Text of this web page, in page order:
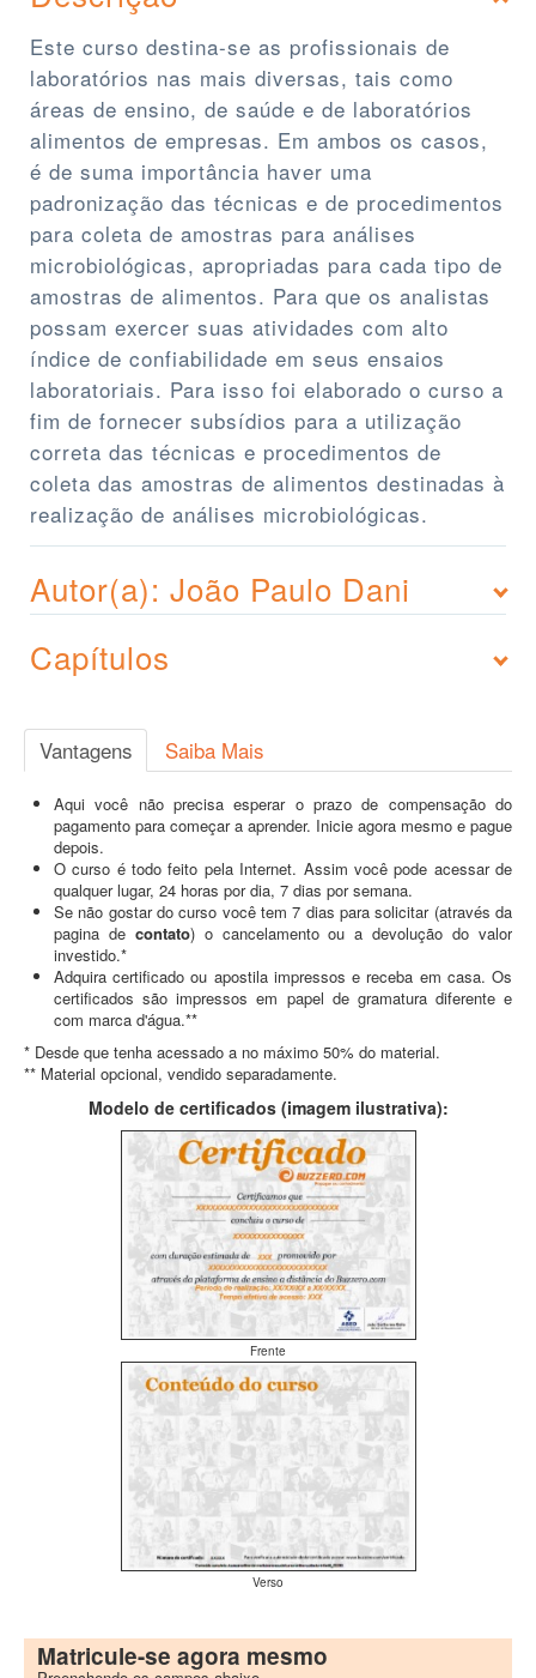
Este curso destina-se as profissionais de
laboratórios nas mais diversas, tais como
áreas de ensino, de saúde e de laboratórios
alimentos de empresas. Em ambos os casos,
é de suma importância haver uma
padronização das técnicas e de procedimentos
para coleta de amostras para análises
microbiológicas, apropriadas para cada tipo de
amostras de alimentos. Para que os analistas
possam exercer suas atividades com alto
índice de confiabilidade em seus ensaios
laboratoriais. Para isso foi elaborado o curso a
fim de fornecer subsídios para a utilização
correta das técnicas e procedimentos de
coleta das amostras de alimentos destinadas à
realização de análises microbiológicas.
Autor(a): João Paulo Dani
Capítulos
Vantagens Saiba Mais
Aqui você não precisa esperar o prazo de compensação do
pagamento para começar a aprender. Inicie agora mesmo e pague
depois.
O curso é todo feito pela Internet. Assim você pode acessar de
qualquer lugar, 24 horas por dia, 7 dias por semana.
Se não gostar do curso você tem 7 dias para solicitar (através da
pagina de contato) o cancelamento ou a devolução do valor
investido.*
Adquira certificado ou apostila impressos e receba em casa. Os
certificados são impressos em papel de gramatura diferente e
com marca d'água.**
* Desde que tenha acessado a no máximo 50% do material.
** Material opcional, vendido separadamente.
Modelo de certificados (imagem ilustrativa):
Frente
Verso
Matricule-se agora mesmo